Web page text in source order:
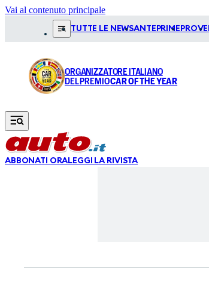
Vai al contenuto principale
TUTTE LE NEWSANTEPRIME PROVE
ORGANIZZATORE ITALIANO
DEL PREMIOCAR OF THE YEAR
ABBONATI ORALEGGI LA RIVISTA